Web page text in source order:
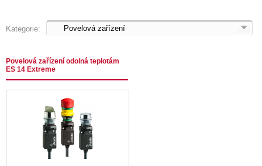
Kategorie:
Povelová zařízení odolná teplotám
ES 14 Extreme